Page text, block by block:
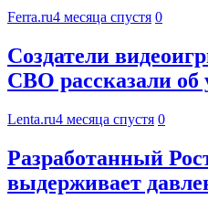
Ferra.ru4 месяца спустя 0
Создатели
СВО рассказали об
Lenta.ru4 месяца спустя 0
Разработанный
выдерживает